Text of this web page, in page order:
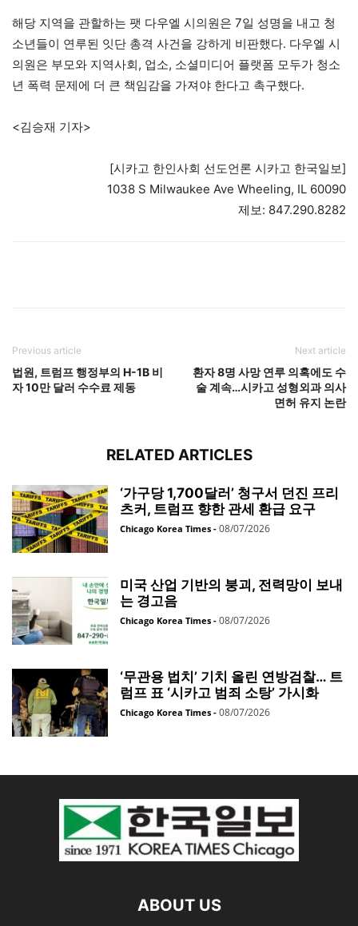
해당 지역을 관할하는 팻 다우엘 시의원은 7일 성명을 내고 청
소년들이 연루된 잇단 총격 사건을 강하게 비판했다. 다우엘 시
의원은 부모와 지역사회, 업소, 소셜미디어 플랫폼 모두가 청소
년 폭력 문제에 더 큰 책임감을 가져야 한다고 촉구했다.
<김승재 기자>
[시카고 한인사회 선도언론 시카고 한국일보]
1038 S Milwaukee Ave Wheeling, IL 60090
제보: 847.290.8282
Previous article
법원, 트럼프 행정부의 H-1B 비
자 10만 달러 수수료 제동
Next article
환자 8명 사망 연루 의혹에도 수
술 계속…시카고 성형외과 의사
면허 유지 논란
RELATED ARTICLES
‘가구당 1,700달러’ 청구서 던진 프리
츠커, 트럼프 향한 관세 환급 요구
Chicago Korea Times - 08/07/2026
미국 산업 기반의 붕괴, 전력망이 보내
는 경고음
Chicago Korea Times - 08/07/2026
‘무관용 법치’ 기치 올린 연방검찰… 트
럼프 표 ‘시카고 범죄 소탕’ 가시화
Chicago Korea Times - 08/07/2026
ABOUT US